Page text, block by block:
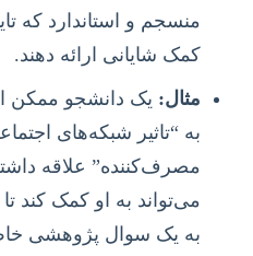
منسجم و استاندارد که
کمک شایانی ارائه دهند.
مثال: یک دانشجو ممکن
به “تاثیر شبکه‌های
مصرف‌کننده” علاقه
می‌تواند به او کمک کند
به یک سوال پژوهشی